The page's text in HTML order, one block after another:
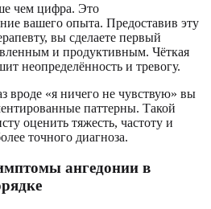
чем цифра. Это
вашего опыта. Предоставив эту
вы сделаете первый
и продуктивным. Чёткая
неопределённость и тревогу.
вроде «я ничего не чувствую» вы
паттерны. Такой
оценить тяжесть, частоту и
точного диагноза.
ангедонии в